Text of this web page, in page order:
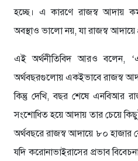
হচ্ছে। এ কারণে রাজস্ব আদায়
অবস্থাও ভালো নয়, যা রাজস্ব আদায়ে
এই অর্থনীতিবিদ আরও বলেন,
অর্থবছরগুলোয় একইভাবে রাজস্ব
কিন্তু দেখি, বছর শেষে এনবিআর
সংশোধিত হয়ে আদায় তার চেয়ে
অর্থবছরে রাজস্ব আদায়ে ৮০ হাজার
যদি করোনাভাইরাসের প্রভাব